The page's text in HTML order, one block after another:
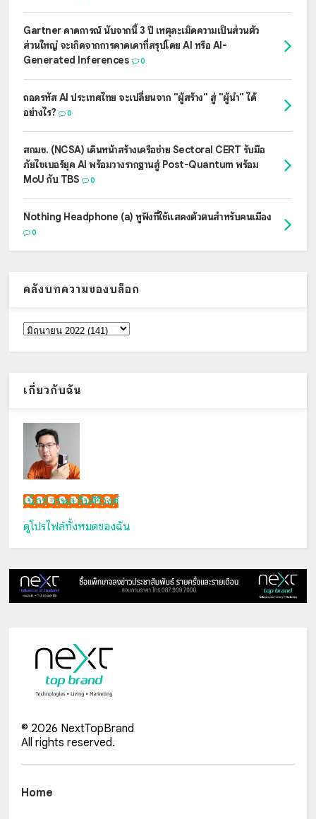
Gartner คาดการณ์ นับจากนี้ 3 ปี เหตุละเมิดความเป็นส่วนตัว
ส่วนใหญ่ จะเกิดจากการคาดเดาที่สรุปโดย AI หรือ AI-
Generated Inferences
0
ถอดรหัส AI ประเทศไทย จะเปลี่ยนจาก "ผู้สร้าง" สู่ "ผู้นำ" ได้
อย่างไร?
0
สกมช. (NCSA) เดินหน้าสร้างเครือข่าย Sectoral CERT รับมือ
ภัยไซเบอร์ยุค AI พร้อมวางรากฐานสู่ Post-Quantum พร้อม
MoU กับ TBS
0
Nothing Headphone (a) หูฟังที่ใช้แสดงตัวตนสำหรับคนเมือง
0
คลังบทความของบล็อก
เกี่ยวกับฉัน
เน็กซ์ วรพล ลิ่มศิริวงศ์
ดูโปรไฟล์ทั้งหมดของฉัน
© 2026 NextTopBrand
All rights reserved.
Home